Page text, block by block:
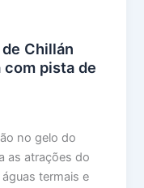
Chillán
com pista de
no gelo do
as atrações do
termais e